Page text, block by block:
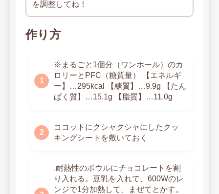
を調整してね！
作り方
※まるごと1個分（ワンホール）のカ
ロリーとPFC（糖質量） 【エネルギ
ー】…295kcal 【糖質】…9.9g 【たん
ぱく質】…15.1g 【脂質】…11.0g
ココットにクシャクシャにしたクッ
キングシートを敷いておく
.耐熱性のボウルにチョコレートを割
り入れる。豆乳を入れて、600Wのレ
ンジで1分加熱して、まぜてとかす。